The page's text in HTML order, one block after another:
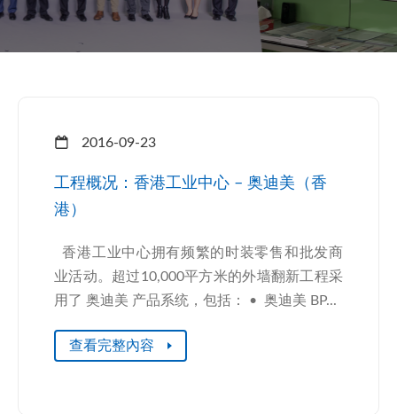
2016-09-23
工程概况：香港工业中心 – 奥迪美（香
港）
香港工业中心拥有频繁的时装零售和批发商
业活动。超过10,000平方米的外墙翻新工程采
用了 奥迪美 产品系统，包括： • 奥迪美 BP...
查看完整內容